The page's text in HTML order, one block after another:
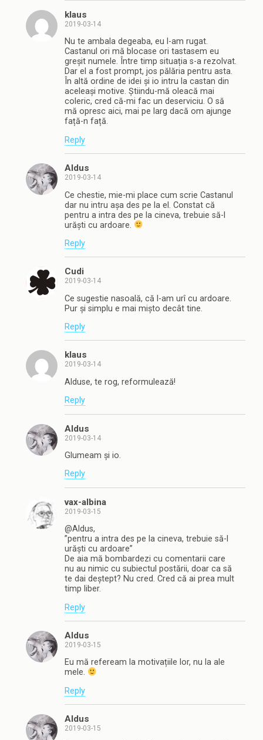
klaus
2019-03-14
Nu te ambala degeaba, eu l-am rugat.
Castanul ori mă blocase ori tastasem eu
greșit numele. Între timp situația s-a rezolvat.
Dar el a fost prompt, jos pălăria pentru asta.
În altă ordine de idei și io intru la castan din
aceleași motive. Știindu-mă oleacă mai
coleric, cred că-mi fac un deserviciu. O să
mă opresc aici, mai pe larg dacă om ajunge
față-n față.
Reply
Aldus
2019-03-14
Ce chestie, mie-mi place cum scrie Castanul
dar nu intru așa des pe la el. Constat că
pentru a intra des pe la cineva, trebuie să-l
urăști cu ardoare.
Reply
Cudi
2019-03-14
Ce sugestie nasoală, că l-am urî cu ardoare.
Pur și simplu e mai mișto decât tine.
Reply
klaus
2019-03-14
Alduse, te rog, reformulează!
Reply
Aldus
2019-03-14
Glumeam și io.
Reply
vax-albina
2019-03-15
@Aldus,
”pentru a intra des pe la cineva, trebuie să-l
urăști cu ardoare”
De aia mă bombardezi cu comentarii care
nu au nimic cu subiectul postării, doar ca să
te dai deștept? Nu cred. Cred că ai prea mult
timp liber.
Reply
Aldus
2019-03-15
Eu mă refeream la motivațiile lor, nu la ale
mele.
Reply
Aldus
2019-03-15